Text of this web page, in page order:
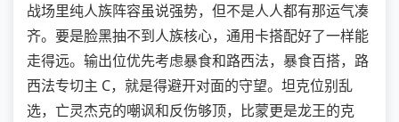
战场里纯人族阵容虽说强势，但不是人人都有那运气凑
齐。要是脸黑抽不到人族核心，通用卡搭配好了一样能
走得远。输出位优先考虑暴食和路西法，暴食百搭，路
西法专切主 C，就是得避开对面的守望。坦克位别乱
选，亡灵杰克的嘲讽和反伤够顶，比蒙更是龙王的克